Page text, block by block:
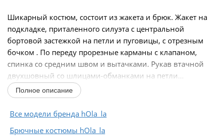
Шикарный костюм, состоит из жакета и брюк. Жакет на
подкладке, приталенного силуэта с центральной
бортовой застежкой на петли и пуговицы, с отрезным
бочком . По переду прорезные карманы с клапаном,
спинка со средним швом и вытачками. Рукав втачной
двухшовный со шлицами-обманками на петли...
Полное описание
Все модели бренда hOla_la
Брючные костюмы hOla_la